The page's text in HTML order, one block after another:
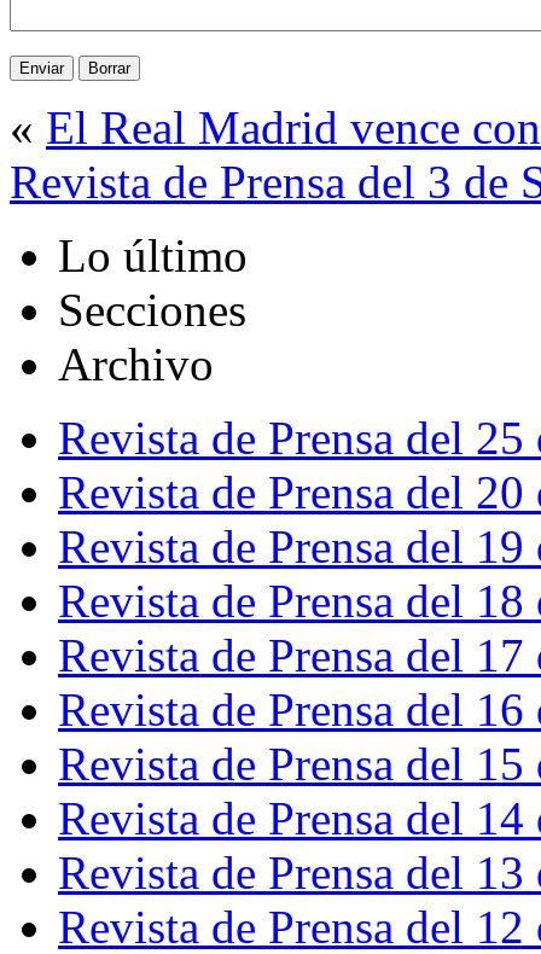
« El Real Madrid vence
Revista de Prensa del 3 de
Lo último
Secciones
Archivo
Revista de Prensa del
Revista de Prensa del
Revista de Prensa del
Revista de Prensa del
Revista de Prensa del
Revista de Prensa del
Revista de Prensa del
Revista de Prensa del
Revista de Prensa del
Revista de Prensa del